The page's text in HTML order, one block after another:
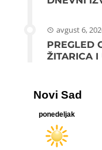
avgust 6,
PREGLED
ŽITARICA I